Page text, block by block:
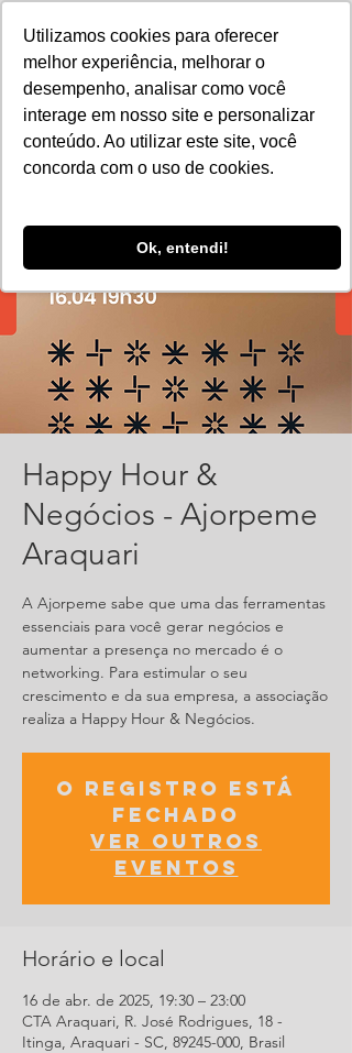
Utilizamos cookies para oferecer
melhor experiência, melhorar o
desempenho, analisar como você
interage em nosso site e personalizar
conteúdo. Ao utilizar este site, você
concorda com o uso de cookies.
Ok, entendi!
Happy Hour &
Negócios - Ajorpeme
Araquari
A Ajorpeme sabe que uma das ferramentas
essenciais para você gerar negócios e
aumentar a presença no mercado é o
networking. Para estimular o seu
crescimento e da sua empresa, a associação
realiza a Happy Hour & Negócios.
O registro está
fechado
Ver outros
eventos
Horário e local
16 de abr. de 2025, 19:30 – 23:00
CTA Araquari, R. José Rodrigues, 18 -
Itinga, Araquari - SC, 89245-000, Brasil